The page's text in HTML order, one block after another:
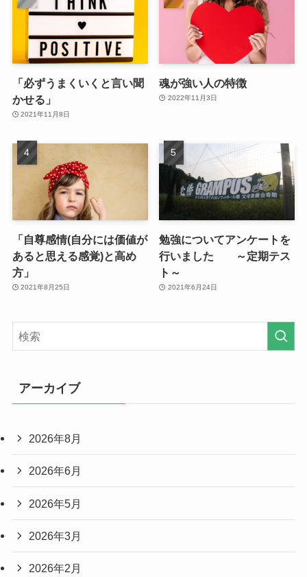
「必ずうまくいくと言い聞
かせる」
2021年11月8日
魂が強い人の特徴
2022年11月3日
「自尊感情(自分には価値が
あると思える感覚)と高め
方」
2021年8月25日
勉強についてアンケートを
行いました ～定期テス
ト～
2021年6月24日
アーカイブ
2026年8月
2026年6月
2026年5月
2026年3月
2026年2月